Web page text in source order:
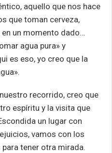
aquello que nos hace
que toman cerveza,
un momento dado…
agua pura» y
es eso, yo creo que la
recorrido, creo que
espíritu y la visita que
un lugar con
vamos con los
tener otra mirada.